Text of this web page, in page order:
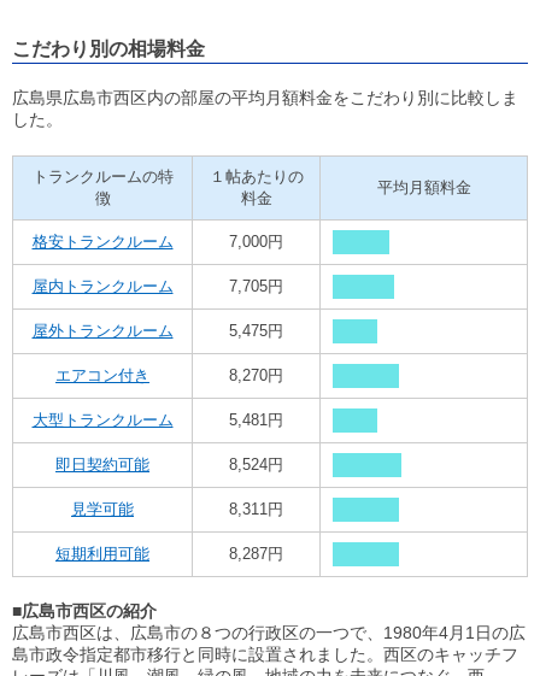
こだわり別の相場料金
広島県広島市西区内の部屋の平均月額料金をこだわり別に比較しま
した。
トランクルームの特
徴
１帖あたりの
料金
平均月額料金
格安トランクルーム 7,000円
屋内トランクルーム 7,705円
屋外トランクルーム 5,475円
エアコン付き 8,270円
大型トランクルーム 5,481円
即日契約可能 8,524円
見学可能 8,311円
短期利用可能 8,287円
■広島市西区の紹介
広島市西区は、広島市の８つの行政区の一つで、1980年4月1日の広
島市政令指定都市移行と同時に設置されました。西区のキャッチフ